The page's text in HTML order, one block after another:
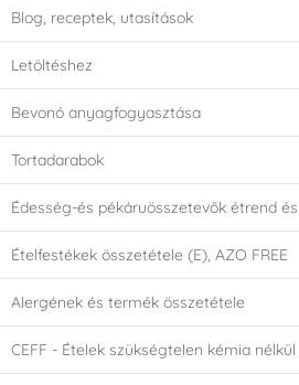
Blog, receptek, utasítások
Letöltéshez
Bevonó anyagfogyasztása
Tortadarabok
Édesség-és pékáruösszetevők étrend
Ételfestékek összetétele (E), AZO FREE
Alergének és termék összetétele
CEFF - Ételek szükségtelen kémia nélkül